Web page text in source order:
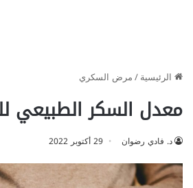
الرئيسية/مرض السكري
معدل السكر الطبيعي
د. فادي رضوان 29 أكتوبر 2022